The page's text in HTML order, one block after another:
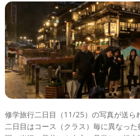
修学旅行二日目（11/25）の写真が送ら
二日目はコース（クラス）毎に異なっ